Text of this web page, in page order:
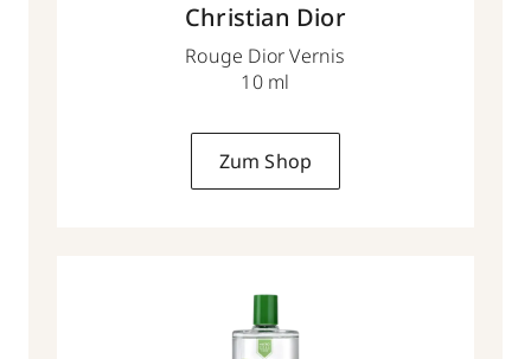
Christian Dior
Rouge Dior Vernis
10 ml
Zum Shop